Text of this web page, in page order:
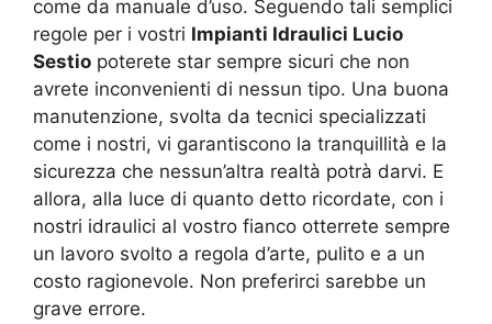
come da manuale d’uso. Seguendo tali semplici
regole per i vostri Impianti Idraulici Lucio
Sestio poterete star sempre sicuri che non
avrete inconvenienti di nessun tipo. Una buona
manutenzione, svolta da tecnici specializzati
come i nostri, vi garantiscono la tranquillità e la
sicurezza che nessun’altra realtà potrà darvi. E
allora, alla luce di quanto detto ricordate, con i
nostri idraulici al vostro fianco otterrete sempre
un lavoro svolto a regola d’arte, pulito e a un
costo ragionevole. Non preferirci sarebbe un
grave errore.